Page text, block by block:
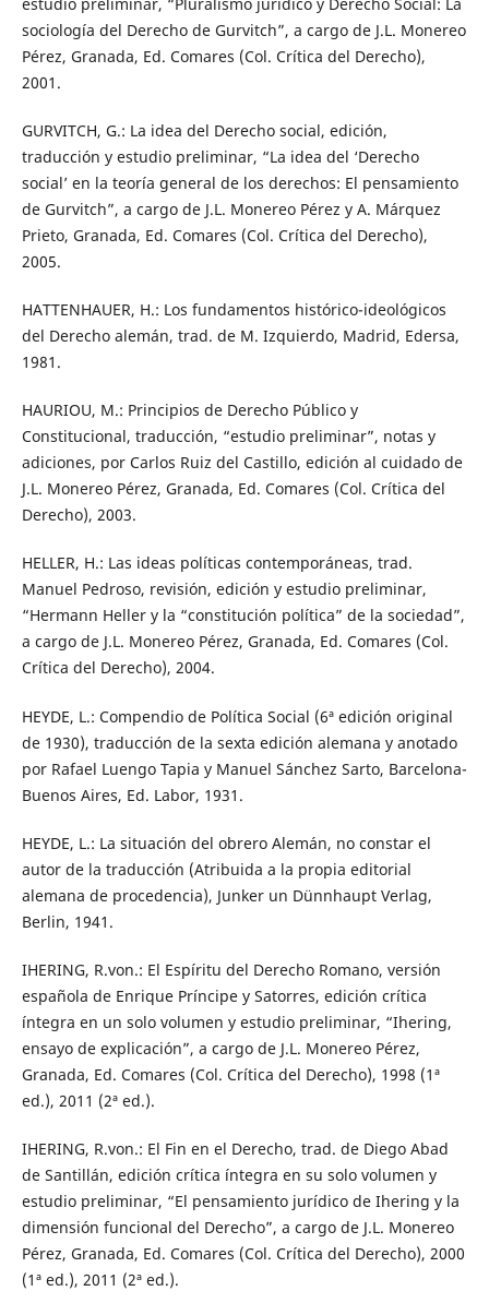
estudio preliminar, “Pluralismo jurídico y Derecho Social: La
sociología del Derecho de Gurvitch”, a cargo de J.L. Monereo
Pérez, Granada, Ed. Comares (Col. Crítica del Derecho),
2001.
GURVITCH, G.: La idea del Derecho social, edición,
traducción y estudio preliminar, “La idea del ‘Derecho
social’ en la teoría general de los derechos: El pensamiento
de Gurvitch”, a cargo de J.L. Monereo Pérez y A. Márquez
Prieto, Granada, Ed. Comares (Col. Crítica del Derecho),
2005.
HATTENHAUER, H.: Los fundamentos histórico-ideológicos
del Derecho alemán, trad. de M. Izquierdo, Madrid, Edersa,
1981.
HAURIOU, M.: Principios de Derecho Público y
Constitucional, traducción, “estudio preliminar”, notas y
adiciones, por Carlos Ruiz del Castillo, edición al cuidado de
J.L. Monereo Pérez, Granada, Ed. Comares (Col. Crítica del
Derecho), 2003.
HELLER, H.: Las ideas políticas contemporáneas, trad.
Manuel Pedroso, revisión, edición y estudio preliminar,
“Hermann Heller y la “constitución política” de la sociedad”,
a cargo de J.L. Monereo Pérez, Granada, Ed. Comares (Col.
Crítica del Derecho), 2004.
HEYDE, L.: Compendio de Política Social (6ª edición original
de 1930), traducción de la sexta edición alemana y anotado
por Rafael Luengo Tapia y Manuel Sánchez Sarto, Barcelona-
Buenos Aires, Ed. Labor, 1931.
HEYDE, L.: La situación del obrero Alemán, no constar el
autor de la traducción (Atribuida a la propia editorial
alemana de procedencia), Junker un Dünnhaupt Verlag,
Berlin, 1941.
IHERING, R.von.: El Espíritu del Derecho Romano, versión
española de Enrique Príncipe y Satorres, edición crítica
íntegra en un solo volumen y estudio preliminar, “Ihering,
ensayo de explicación”, a cargo de J.L. Monereo Pérez,
Granada, Ed. Comares (Col. Crítica del Derecho), 1998 (1ª
ed.), 2011 (2ª ed.).
IHERING, R.von.: El Fin en el Derecho, trad. de Diego Abad
de Santillán, edición crítica íntegra en su solo volumen y
estudio preliminar, “El pensamiento jurídico de Ihering y la
dimensión funcional del Derecho”, a cargo de J.L. Monereo
Pérez, Granada, Ed. Comares (Col. Crítica del Derecho), 2000
(1ª ed.), 2011 (2ª ed.).